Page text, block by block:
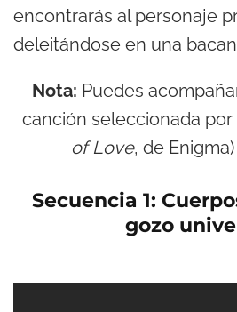
encontrarás al personaje
deleitándose en una
Nota: Puedes
canción seleccionada por
of Love, de
Secuencia 1:
gozo